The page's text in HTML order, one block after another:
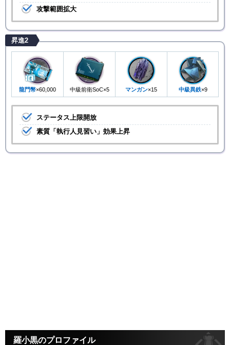
攻撃範囲拡大
昇進2
龍門幣×60,000 中級前衛SoC×5 マンガン×15 中級異鉄×9
ステータス上限開放
素質「執行人見習い」効果上昇
羅小黒のプロファイル